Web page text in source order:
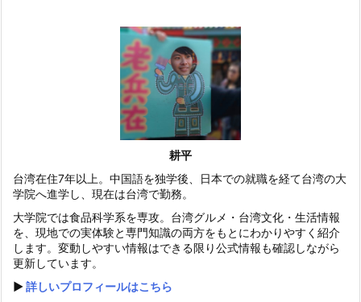
耕平
台湾在住7年以上。中国語を独学後、日本での就職を経て台湾の大
学院へ進学し、現在は台湾で勤務。
大学院では食品科学系を専攻。台湾グルメ・台湾文化・生活情報
を、現地での実体験と専門知識の両方をもとにわかりやすく紹介
します。変動しやすい情報はできる限り公式情報も確認しながら
更新しています。
▶️詳しいプロフィールはこちら